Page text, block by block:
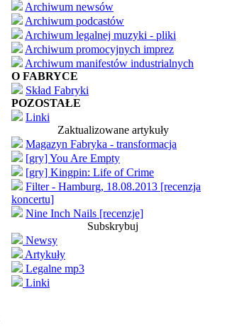
Archiwum newsów
Archiwum podcastów
Archiwum legalnej muzyki - pliki
Archiwum promocyjnych imprez
Archiwum manifestów industrialnych
O FABRYCE
Skład Fabryki
POZOSTAŁE
Linki
Zaktualizowane artykuły
Magazyn Fabryka - transformacja
[gry] You Are Empty
[gry] Kingpin: Life of Crime
Filter - Hamburg, 18.08.2013 [recenzja
koncertu]
Nine Inch Nails [recenzje]
Subskrybuj
Newsy
Artykuły
Legalne mp3
Linki